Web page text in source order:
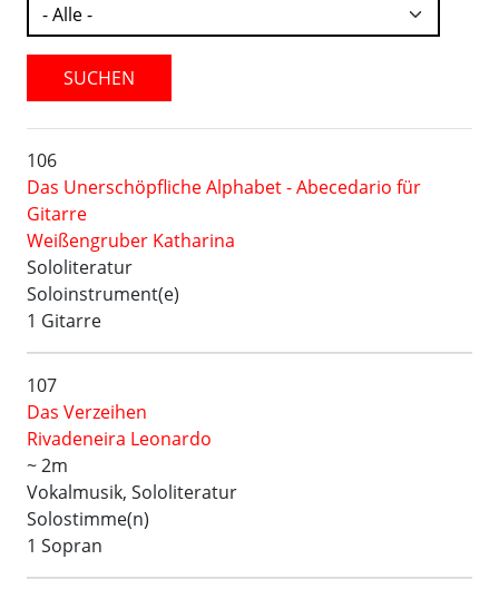
SUCHEN
106
Das Unerschöpfliche Alphabet - Abecedario für
Gitarre
Weißengruber Katharina
Sololiteratur
Soloinstrument(e)
1 Gitarre
107
Das Verzeihen
Rivadeneira Leonardo
~ 2m
Vokalmusik, Sololiteratur
Solostimme(n)
1 Sopran